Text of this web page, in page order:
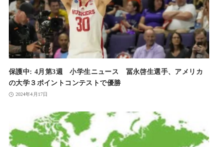
保護中: 4月第3週 小学生ニュース 冨永啓生選手、アメリカ
の大学３ポイントコンテストで優勝
2024年4月17日